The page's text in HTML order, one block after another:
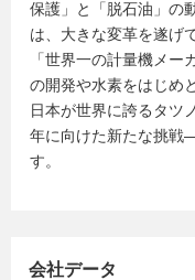
保護」と「脱石油」の
は、大きな変革を遂げ
「世界一の計量機メ
の開発や水素をはじめ
日本が世界に誇るタツ
年に向けた新たな挑戦
す。
会社データ